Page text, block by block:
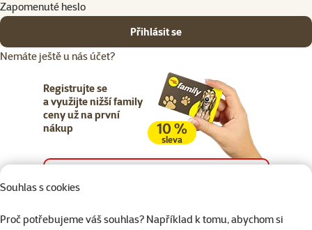
Souhlas s cookies
Proč potřebujeme váš souhlas? Například k tomu, abychom si
Zapomenuté heslo
Přihlásit se
Nemáte ještě u nás účet?
Registrujte se
a využijte nižší family
ceny už na první
nákup
10 %
sleva